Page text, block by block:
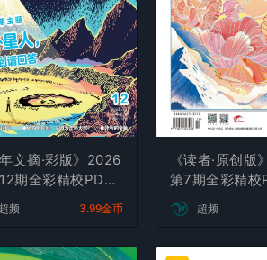
年文摘·彩版》2026
期全彩精校PDF
载
超频 3.99金币
《读者·原创
第7期全彩精校
下载
超频